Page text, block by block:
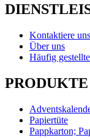
Kontaktiere uns
Über uns
Häufig
PRODUKTE
Papiertüte
Pappkarton;